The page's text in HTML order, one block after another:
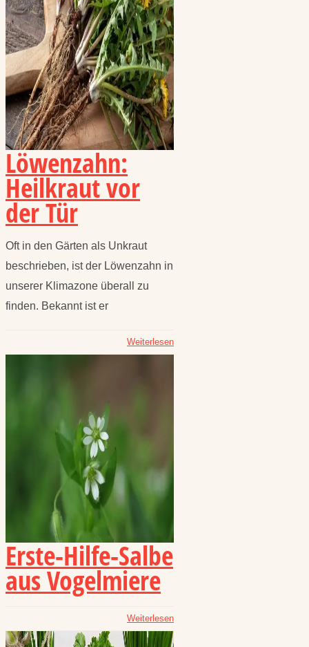
Löwenzahn:
Heilkraut vor
der Tür
Oft in den Gärten als Unkraut
beschrieben, ist der Löwenzahn in
unserer Klimazone überall zu
finden. Bekannt ist er
Weiterlesen
Erste-Hilfe-Salbe
aus Vogelmiere
Weiterlesen